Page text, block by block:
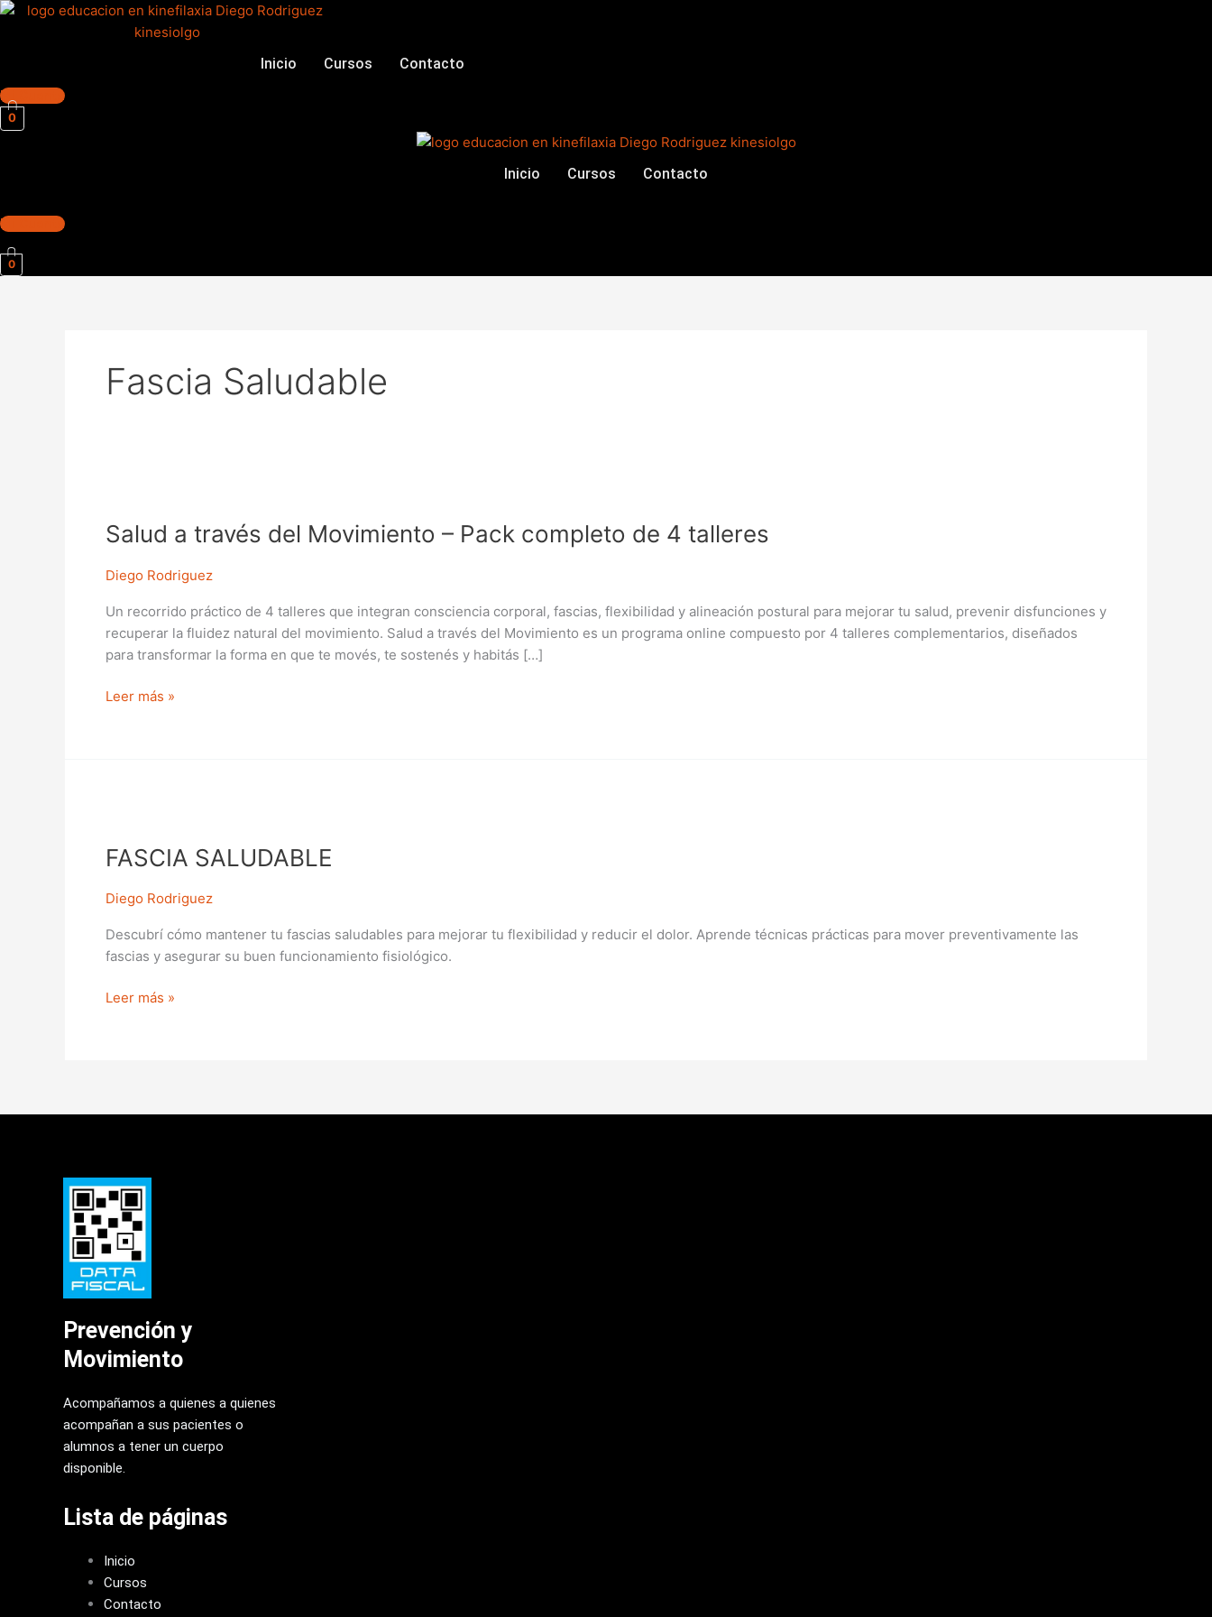
Ir
Inicio Cursos Contacto
Mi Cuenta
0
Inicio Cursos Contacto
Mi Cuenta
0
Fascia Saludable
Salud a través del Movimiento – Pack completo de 4 talleres
Diego Rodriguez
Un recorrido práctico de 4 talleres que integran consciencia corporal, fascias, flexibilidad y alineación postural para mejorar tu salud, prevenir disfunciones y
recuperar la fluidez natural del movimiento. Salud a través del Movimiento es un programa online compuesto por 4 talleres complementarios, diseñados
para transformar la forma en que te movés, te sostenés y habitás […]
través
Movimiento
Pack
completo
de
talleres
Leer más »
FASCIA SALUDABLE
Diego Rodriguez
Descubrí cómo mantener tu fascias saludables para mejorar tu flexibilidad y reducir el dolor. Aprende técnicas prácticas para mover preventivamente las
fascias y asegurar su buen funcionamiento fisiológico.
Leer más »
Prevención y
Movimiento
Acompañamos a quienes a quienes
acompañan a sus pacientes o
alumnos a tener un cuerpo
disponible.
Lista de páginas
Inicio
Cursos
Contacto